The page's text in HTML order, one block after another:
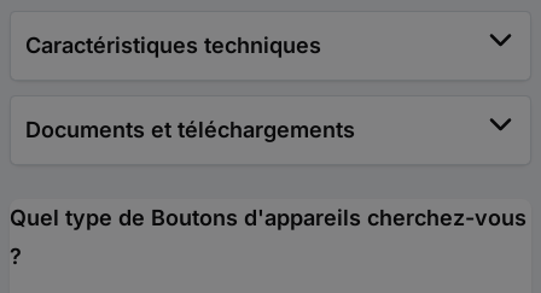
Caractéristiques techniques
Documents et téléchargements
Quel type de Boutons d'appareils cherchez-vous
?